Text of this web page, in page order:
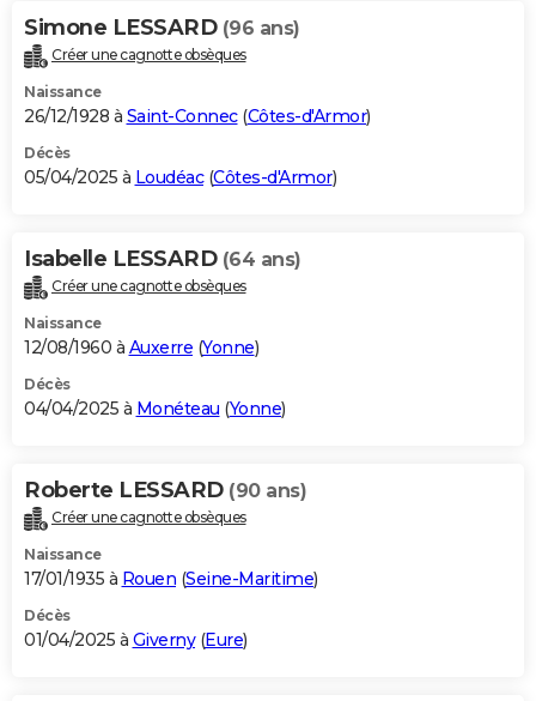
Simone LESSARD (96 ans)
Créer une cagnotte obsèques
Naissance
26/12/1928 à Saint-Connec(Côtes-d'Armor)
Décès
05/04/2025 à Loudéac(Côtes-d'Armor)
Isabelle LESSARD (64 ans)
Créer une cagnotte obsèques
Naissance
12/08/1960 à Auxerre (Yonne)
Décès
04/04/2025 à Monéteau (Yonne)
Roberte LESSARD (90 ans)
Créer une cagnotte obsèques
Naissance
17/01/1935 à Rouen (Seine-Maritime)
Décès
01/04/2025 à Giverny(Eure)